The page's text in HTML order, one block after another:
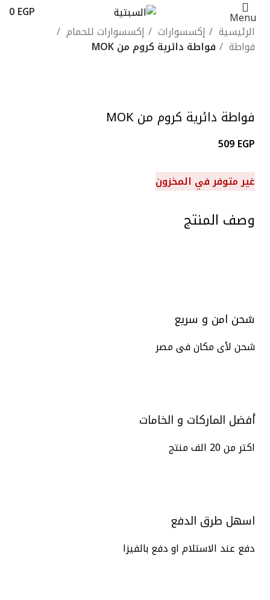
Menu
0EGP
الرئيسية
إكسسوارات
إكسسوارات للحمام
فواطة
فواطة دائرية كروم من MOK
فواطة دائرية كروم من MOK
509EGP
غير متوفر في المخزون
وصف المنتج
شحن امن و سريع
شحن لأى مكان فى مصر
أفضل الماركات و الخامات
اكتر من 20 الف منتج
اسهل طرق الدفع
دفع عند الاستلام او دفع بالفيزا